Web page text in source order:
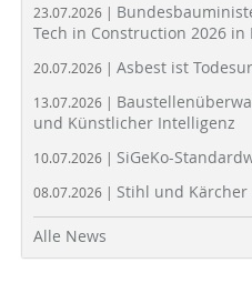
23.07.2026 |
Tech in Construction 2026 in
20.07.2026 | Asbest ist
13.07.2026 |
und Künstlicher Intelligenz
10.07.2026 | SiGeKo-
08.07.2026 | Stihl und
Alle News